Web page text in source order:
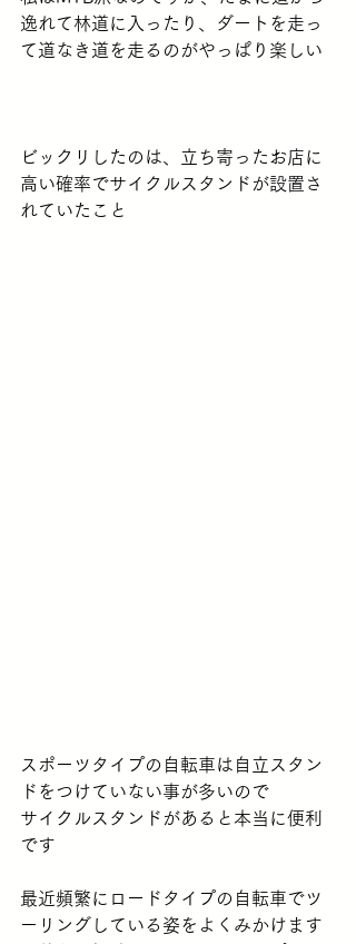
逸れて林道に入ったり、ダートを走っ
て道なき道を走るのがやっぱり楽しい
ビックリしたのは、立ち寄ったお店に
高い確率でサイクルスタンドが設置さ
れていたこと
スポーツタイプの自転車は自立スタン
ドをつけていない事が多いので
サイクルスタンドがあると本当に便利
です
最近頻繁にロードタイプの自転車でツ
ーリングしている姿をよくみかけます